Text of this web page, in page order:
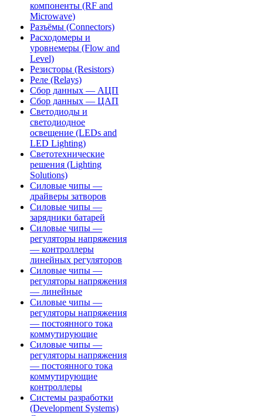
компоненты (RF and
Microwave)
Разъёмы (Connectors)
Расходомеры и
уровнемеры (Flow and
Level)
Резисторы (Resistors)
Реле (Relays)
Сбор данных — АЦП
Сбор данных — ЦАП
Светодиоды и
светодиодное
освещение (LEDs and
LED Lighting)
Светотехнические
решения (Lighting
Solutions)
Силовые чипы —
драйверы затворов
Силовые чипы —
зарядники батарей
Силовые чипы —
регуляторы напряжения
— контроллеры
линейных регуляторов
Силовые чипы —
регуляторы напряжения
— линейные
Силовые чипы —
регуляторы напряжения
— постоянного тока
коммутирующие
Силовые чипы —
регуляторы напряжения
— постоянного тока
коммутирующие
контроллеры
Системы разработки
(Development Systems)